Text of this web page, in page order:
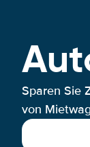
Sparen Sie
von